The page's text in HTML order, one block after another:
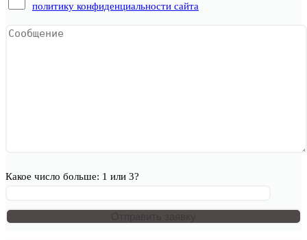
политику конфиденциальности сайта
Какое число больше: 1 или 3?